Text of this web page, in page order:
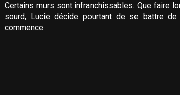
Certains murs sont infranchissables. Que faire
sourd, Lucie décide pourtant de se battre
commence.